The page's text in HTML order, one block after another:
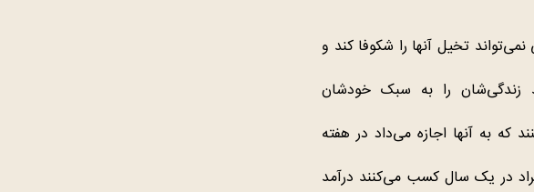
ساعت کاری اداری (۹ تا ۵) به خوبی نمی‌تواند تخیل آنها را شکوفا کند و
زندگی‌شان را به سبک خودشان
که به آنها اجازه می‌داد در هفته
افراد در یک سال کسب می‌کنند درآمد